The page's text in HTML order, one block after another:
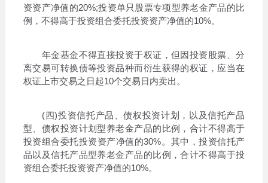
资资产净值的20%;投资单只股票专项型养老金产品的比
例，不得高于投资组合委托投资资产净值的10%。
年金基金不得直接投资于权证，但因投资股票、分
离交易可转换债等投资品种而衍生获得的权证，应当在
权证上市交易之日起10个交易日内卖出。
(四)投资信托产品、债权投资计划，以及信托产品
型、债权投资计划型养老金产品的比例，合计不得高于
投资组合委托投资资产净值的30%。其中，投资信托产
品以及信托产品型养老金产品的比例，合计不得高于投
资组合委托投资资产净值的10%。